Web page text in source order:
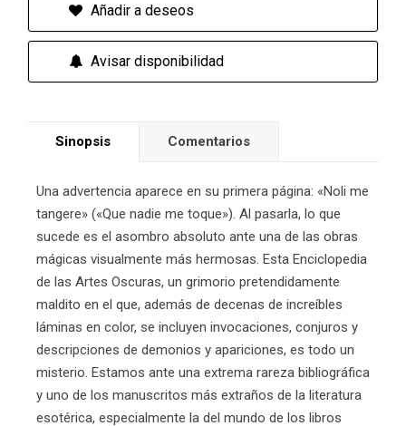
Añadir a deseos
Avisar disponibilidad
Sinopsis Comentarios
Una advertencia aparece en su primera página: «Noli me
tangere» («Que nadie me toque»). Al pasarla, lo que
sucede es el asombro absoluto ante una de las obras
mágicas visualmente más hermosas. Esta Enciclopedia
de las Artes Oscuras, un grimorio pretendidamente
maldito en el que, además de decenas de increíbles
láminas en color, se incluyen invocaciones, conjuros y
descripciones de demonios y apariciones, es todo un
misterio. Estamos ante una extrema rareza bibliográfica
y uno de los manuscritos más extraños de la literatura
esotérica, especialmente la del mundo de los libros